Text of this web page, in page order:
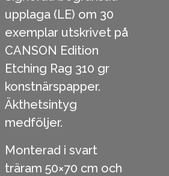
upplaga (LE) om 30
exemplar utskrivet på
CANSON Edition
Etching Rag 310 gr
konstnärspapper.
Äkthetsintyg
medföljer.
Monterad i svart
träram 50×70 cm och